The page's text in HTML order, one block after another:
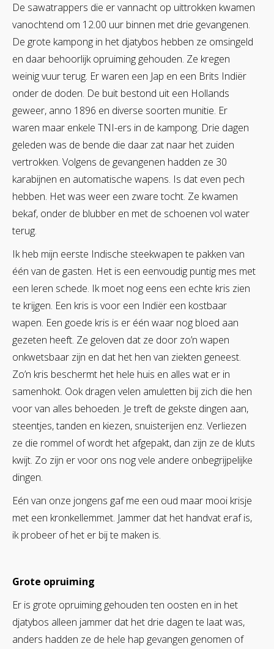
De sawatrappers die er vannacht op uittrokken kwamen
vanochtend om 12.00 uur binnen met drie gevangenen.
De grote kampong in het djatybos hebben ze omsingeld
en daar behoorlijk opruiming gehouden. Ze kregen
weinig vuur terug. Er waren een Jap en een Brits Indiër
onder de doden. De buit bestond uit een Hollands
geweer, anno 1896 en diverse soorten munitie. Er
waren maar enkele TNI-ers in de kampong. Drie dagen
geleden was de bende die daar zat naar het zuiden
vertrokken. Volgens de gevangenen hadden ze 30
karabijnen en automatische wapens. Is dat even pech
hebben. Het was weer een zware tocht. Ze kwamen
bekaf, onder de blubber en met de schoenen vol water
terug.
Ik heb mijn eerste Indische steekwapen te pakken van
één van de gasten. Het is een eenvoudig puntig mes met
een leren schede. Ik moet nog eens een echte kris zien
te krijgen. Een kris is voor een Indiër een kostbaar
wapen. Een goede kris is er één waar nog bloed aan
gezeten heeft. Ze geloven dat ze door zo’n wapen
onkwetsbaar zijn en dat het hen van ziekten geneest.
Zo’n kris beschermt het hele huis en alles wat er in
samenhokt. Ook dragen velen amuletten bij zich die hen
voor van alles behoeden. Je treft de gekste dingen aan,
steentjes, tanden en kiezen, snuisterijen enz. Verliezen
ze die rommel of wordt het afgepakt, dan zijn ze de kluts
kwijt. Zo zijn er voor ons nog vele andere onbegrijpelijke
dingen.
Eén van onze jongens gaf me een oud maar mooi krisje
met een kronkellemmet. Jammer dat het handvat eraf is,
ik probeer of het er bij te maken is.
Grote opruiming
Er is grote opruiming gehouden ten oosten en in het
djatybos alleen jammer dat het drie dagen te laat was,
anders hadden ze de hele hap gevangen genomen of